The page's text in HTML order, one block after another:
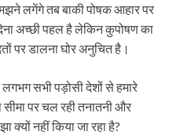
लगेंगे तब बाकी पोषक आहार पर
अच्छी पहल है लेकिन कुपोषण का
पर डालना घोर अनुचित है।
लगभग सभी पड़ोसी देशों से हमारे
पर चल रही तनातनी और
क्यों नहीं किया जा रहा है?